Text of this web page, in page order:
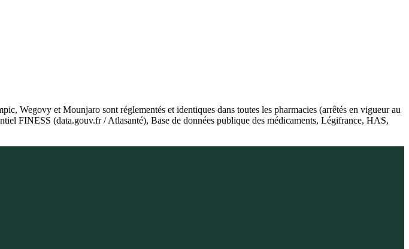
Wegovy et Mounjaro sont réglementés et identiques dans toutes les pharmacies (arrêtés en vigueur au
FINESS (data.gouv.fr / Atlasanté), Base de données publique des médicaments, Légifrance, HAS,